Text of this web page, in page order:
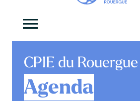
CPIE du Rouergue
Agenda